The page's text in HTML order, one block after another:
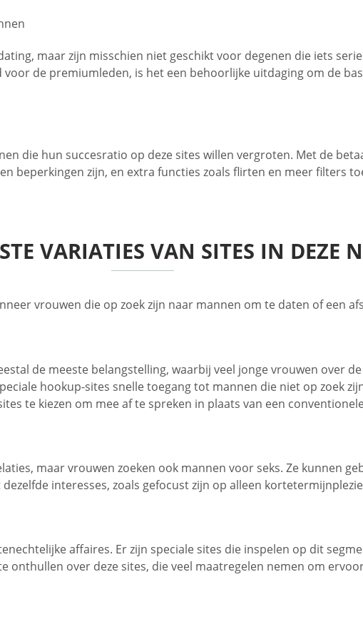
maar zijn misschien niet geschikt voor degenen die iets
de premiumleden, is het een behoorlijke uitdaging om de
die hun succesratio op deze sites willen vergroten. Met de
beperkingen zijn, en extra functies zoals flirten en meer filters
VARIATIES VAN SITES IN DEZE
vrouwen die op zoek zijn naar mannen om te daten of een
de meeste belangstelling, waarbij veel jonge vrouwen over
hookup-sites snelle toegang tot mannen die niet op zoek
te kiezen om mee af te spreken in plaats van een
maar vrouwen zoeken ook mannen voor seks. Ze kunnen
interesses, zoals gefocust zijn op alleen
affaires. Er zijn speciale sites die inspelen op dit
onthullen over deze sites, die veel maatregelen nemen om